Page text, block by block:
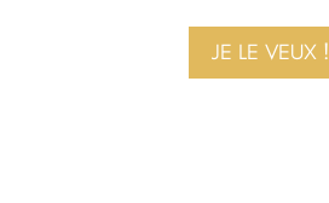
JE LE VEUX !